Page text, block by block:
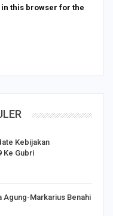
this browser for the
Kebijakan
Ke Gubri
Agung-Markarius Benahi